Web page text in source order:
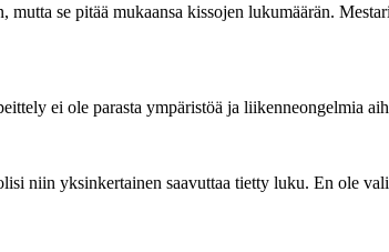
se pitää mukaansa kissojen lukumäärän.
ei ole parasta ympäristöä ja liikenneongelmia
niin yksinkertainen saavuttaa tietty luku. En ole